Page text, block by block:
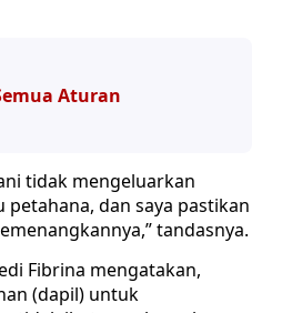
Aturan
tidak mengeluarkan
dan saya pastikan
tandasnya.
Fibrina mengatakan,
(dapil) untuk